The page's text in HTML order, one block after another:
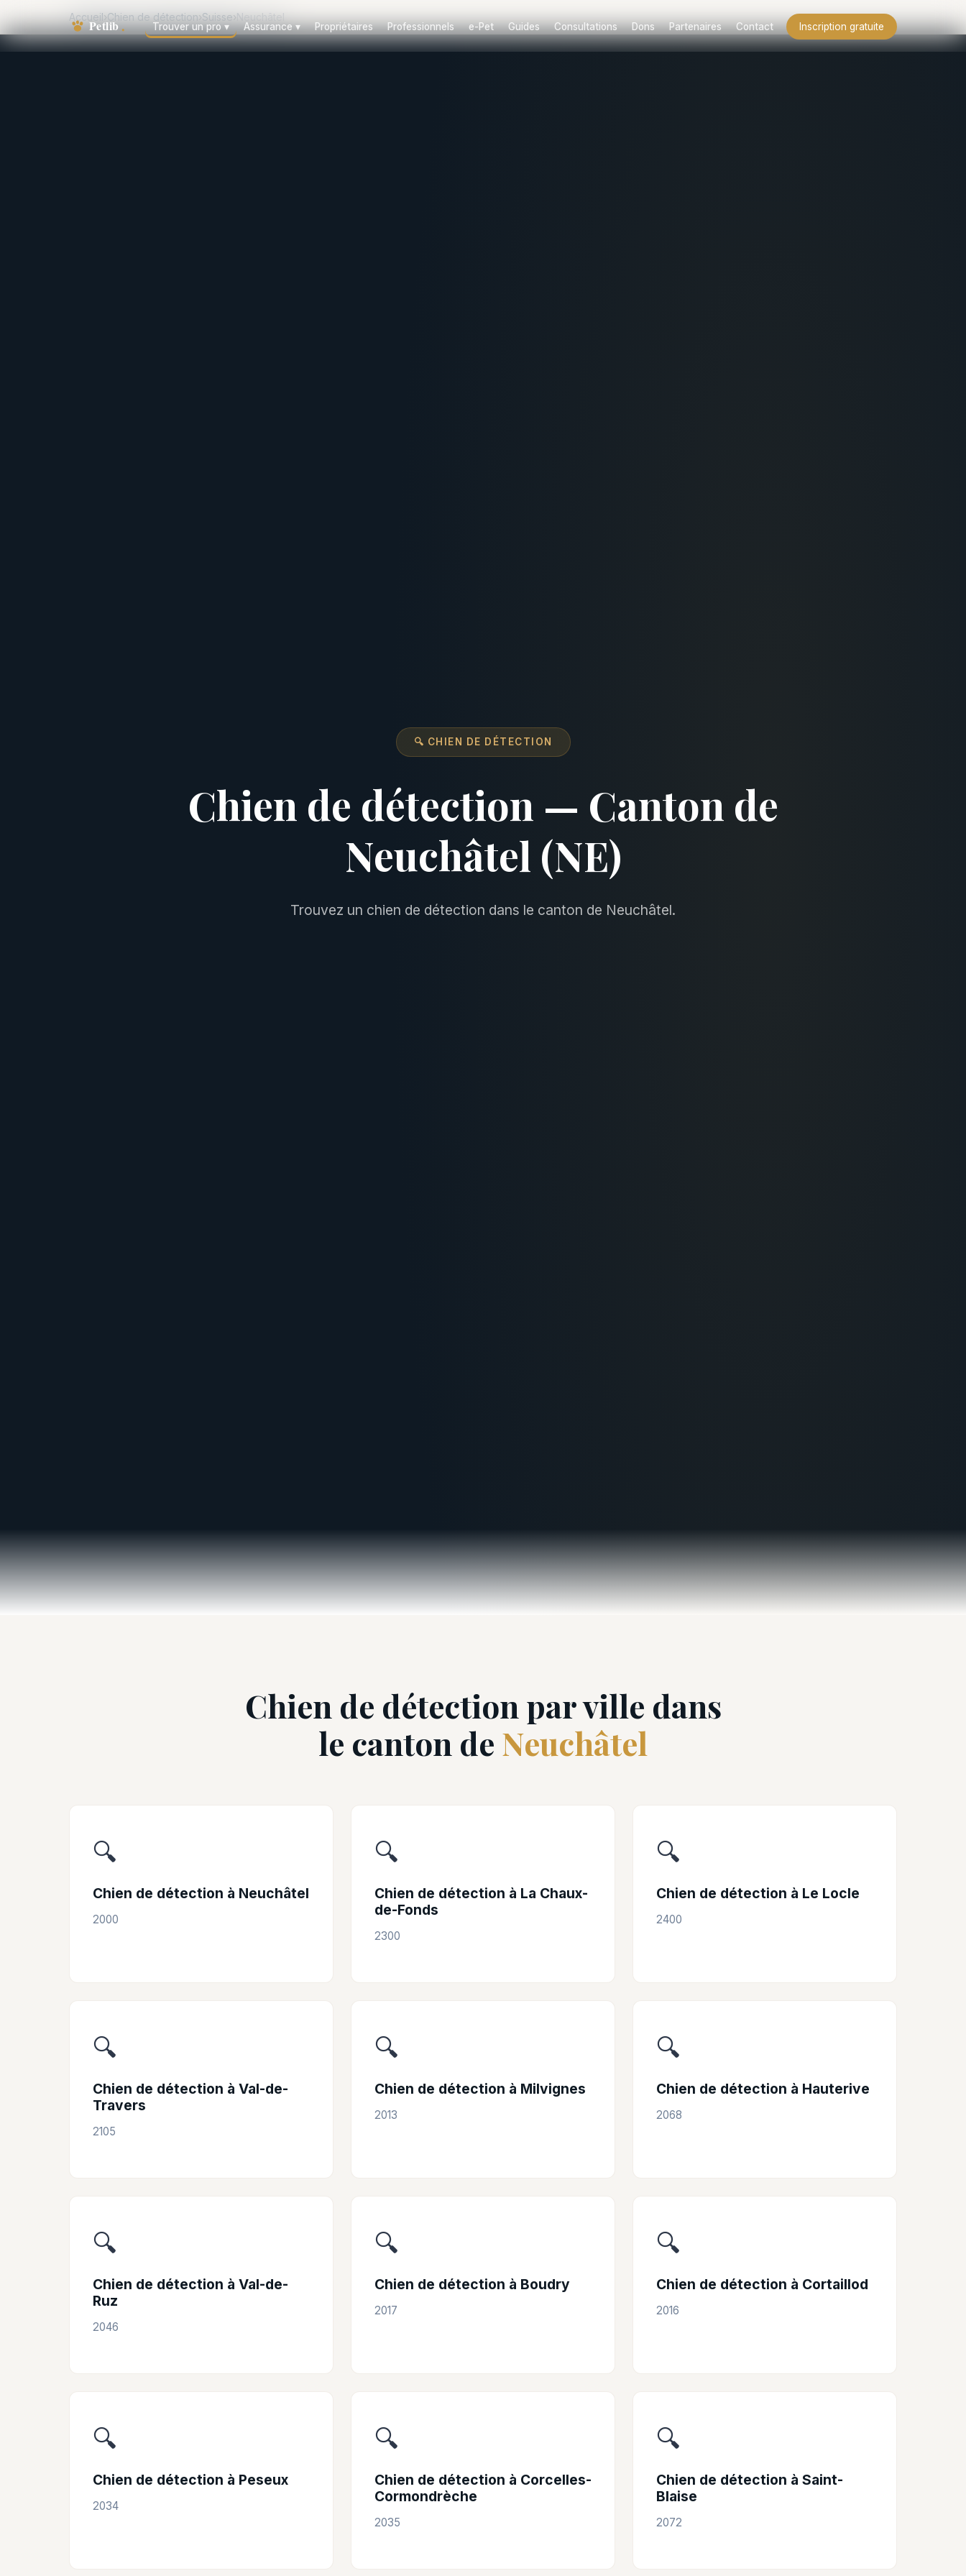
Trouver un pro▾ Assurance▾ Propriétaires Professionnels e-Pet Guides Consultations Dons Partenaires Contact Inscription gratuite
Accueil›Chien de détection›Suisse›Neuchâtel
🔍 CHIEN DE DÉTECTION
Chien de détection — Canton de
Neuchâtel (NE)
Trouvez un chien de détection dans le canton de Neuchâtel.
Chien de détection par ville dans
le canton de Neuchâtel
🔍
Chien de détection à Neuchâtel
2000
🔍
Chien de détection à La Chaux-
de-Fonds
2300
🔍
Chien de détection à Le Locle
2400
🔍
Chien de détection à Val-de-
Travers
2105
🔍
Chien de détection à Milvignes
2013
🔍
Chien de détection à Hauterive
2068
🔍
Chien de détection à Val-de-
Ruz
2046
🔍
Chien de détection à Boudry
2017
🔍
Chien de détection à Cortaillod
2016
🔍
Chien de détection à Peseux
2034
🔍
Chien de détection à Corcelles-
Cormondrèche
2035
🔍
Chien de détection à Saint-
Blaise
2072